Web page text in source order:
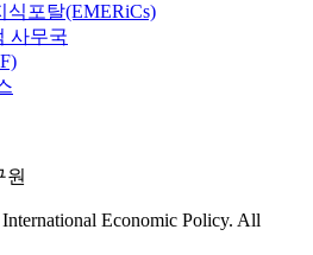
포탈(EMERiCs)
사무국
Economic Policy. All